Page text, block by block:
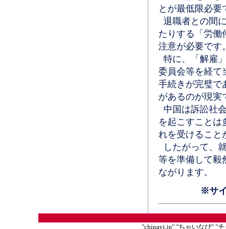
とが最低限必要
退職者との間
たりする「労働
注意が必要です
特に、「解雇
委員会等を経て
手続きが完璧で
があるのが現実
中国は訴訟社
を起こすことは
れを受けること
したがって、
等を準備して毅
ながります。
※サ
"chinavi.jp" "ちゃいなび" "